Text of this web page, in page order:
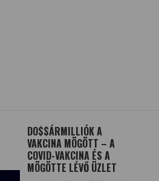
ÚJ GEKKÓFAJ –
VÉDEKEZÉSKOR MEGVÁLIK
PIKKELYEITŐL
TUDOMÁNYPLÁZA/MTI